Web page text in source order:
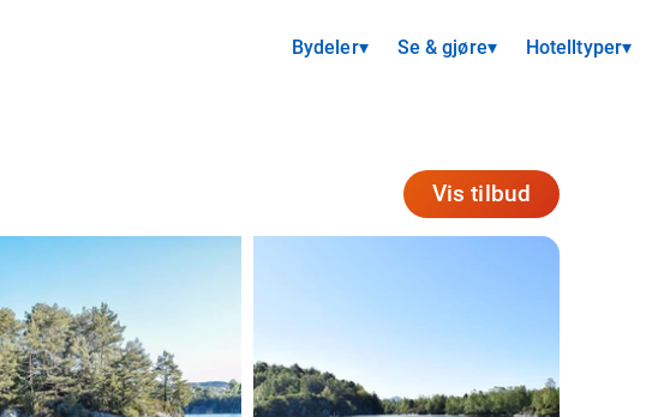
Bydeler▾ Se & gjøre▾ Hotelltyper▾
Vis tilbud